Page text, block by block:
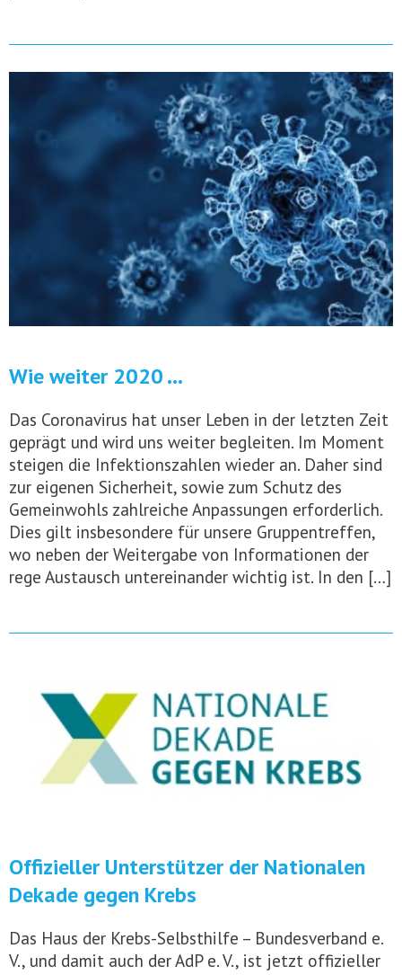
Wie weiter 2020 …
Das Coronavirus hat unser Leben in der letzten Zeit
geprägt und wird uns weiter begleiten. Im Moment
steigen die Infektionszahlen wieder an. Daher sind
zur eigenen Sicherheit, sowie zum Schutz des
Gemeinwohls zahlreiche Anpassungen erforderlich.
Dies gilt insbesondere für unsere Gruppentreffen,
wo neben der Weitergabe von Informationen der
rege Austausch untereinander wichtig ist. In den […]
Offizieller Unterstützer der Nationalen
Dekade gegen Krebs
Das Haus der Krebs-Selbsthilfe – Bundesverband e.
V., und damit auch der AdP e. V., ist jetzt offizieller